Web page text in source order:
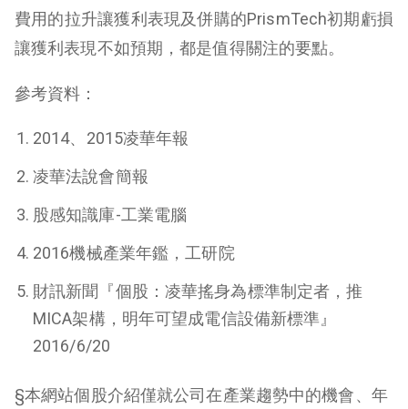
費用的拉升讓獲利表現及併購的PrismTech初期虧損
讓獲利表現不如預期，都是值得關注的要點。
參考資料：
2014、2015凌華年報
凌華法說會簡報
股感知識庫-工業電腦
2016機械產業年鑑，工研院
財訊新聞『個股：凌華搖身為標準制定者，推
MICA架構，明年可望成電信設備新標準』
2016/6/20
§本網站個股介紹僅就公司在產業趨勢中的機會、年